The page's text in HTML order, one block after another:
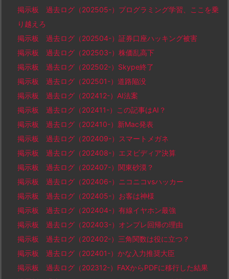
掲示板 過去ログ（202505-）プログラミング学習、ここを乗
り越えろ
掲示板 過去ログ（202504-）証券口座ハッキング被害
掲示板 過去ログ（202503-）株価乱高下
掲示板 過去ログ（202502-）Skype終了
掲示板 過去ログ（202501-）道路陥没
掲示板 過去ログ（202412-）AI法案
掲示板 過去ログ（202411-）この記事はAI？
掲示板 過去ログ（202410-）新Mac発表
掲示板 過去ログ（202409-）スマートメガネ
掲示板 過去ログ（202408-）エヌビディア決算
掲示板 過去ログ（202407-）関東砂漠？
掲示板 過去ログ（202406-）ニコニコvsハッカー
掲示板 過去ログ（202405-）お客は神様
掲示板 過去ログ（202404-）有線イヤホン最強
掲示板 過去ログ（202403-）オンプレ回帰の理由
掲示板 過去ログ（202402-）三角関数は役に立つ？
掲示板 過去ログ（202401-）かな入力推奨大臣
掲示板 過去ログ（202312-）FAXからPDFに移行した結果